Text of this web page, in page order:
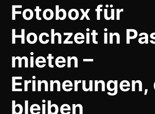
Fotobox für
Hochzeit in
mieten –
Erinnerungen,
bleiben